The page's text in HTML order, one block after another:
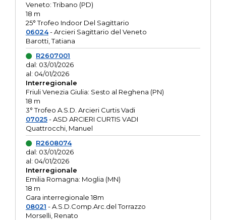
Veneto: Tribano (PD)
18 m
25° Trofeo Indoor Del Sagittario
06024- Arcieri Sagittario del Veneto
Barotti, Tatiana
R2607001
dal: 03/01/2026
al: 04/01/2026
Interregionale
Friuli Venezia Giulia: Sesto al Reghena (PN)
18 m
3° Trofeo A.S.D. Arcieri Curtis Vadi
07025- ASD ARCIERI CURTIS VADI
Quattrocchi, Manuel
R2608074
dal: 03/01/2026
al: 04/01/2026
Interregionale
Emilia Romagna: Moglia (MN)
18 m
Gara interregionale 18m
08021 - A.S.D.Comp.Arc.del Torrazzo
Morselli, Renato